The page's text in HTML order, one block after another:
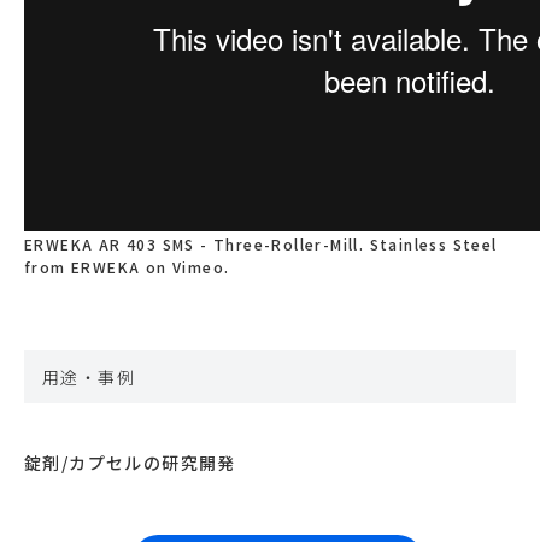
ERWEKA AR 403 SMS - Three-Roller-Mill. Stainless Steel
from ERWEKA onVimeo.
用途・事例
錠剤/カプセルの研究開発